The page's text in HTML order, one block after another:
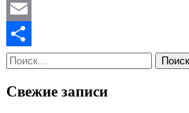
Mastodon
Email
Отправить
Найти:
Свежие записи